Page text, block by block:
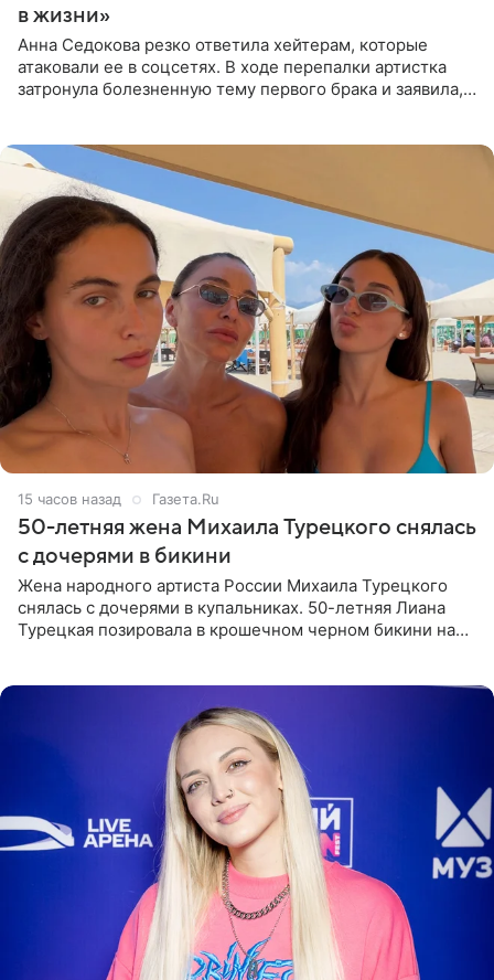
в жизни»
Анна Седокова резко ответила хейтерам, которые
атаковали ее в соцсетях. В ходе перепалки артистка
затронула болезненную тему первого брака и заявила,
15 часов назад Газета.Ru
50-летняя жена Михаила Турецкого снялась
с дочерями в бикини
Жена народного артиста России Михаила Турецкого
снялась с дочерями в купальниках. 50-летняя Лиана
Турецкая позировала в крошечном черном бикини на